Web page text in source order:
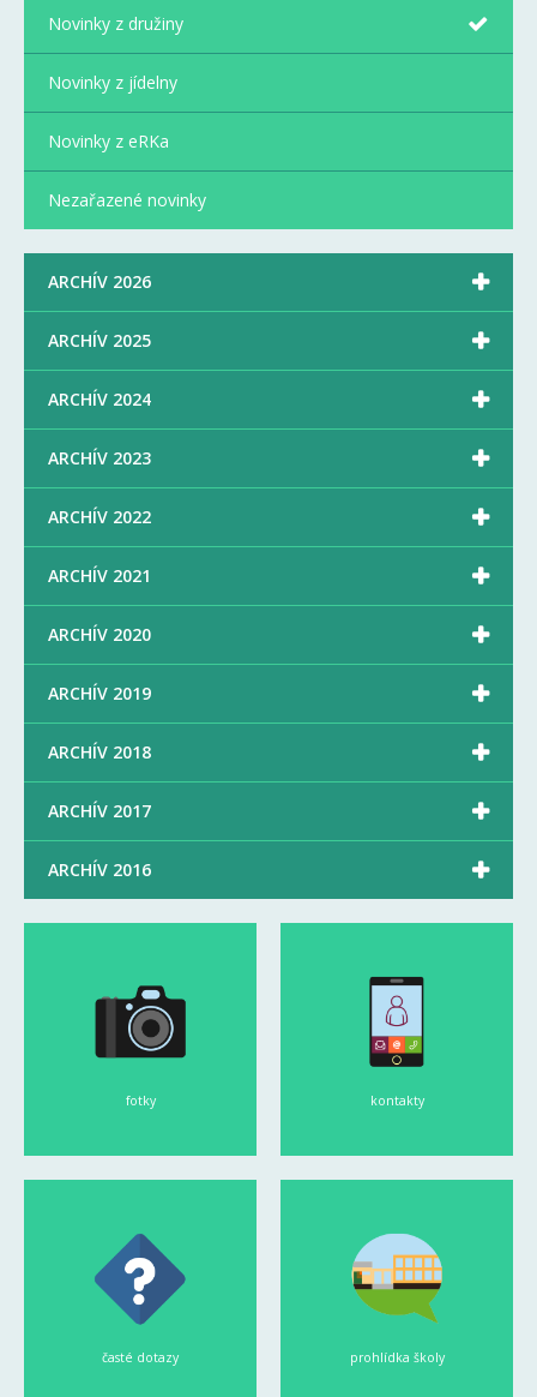
Novinky z družiny
Novinky z jídelny
Novinky z eRKa
Nezařazené novinky
ARCHÍV 2026 
ARCHÍV 2025 
ARCHÍV 2024 
ARCHÍV 2023 
ARCHÍV 2022 
ARCHÍV 2021 
ARCHÍV 2020 
ARCHÍV 2019 
ARCHÍV 2018 
ARCHÍV 2017 
ARCHÍV 2016 
fotky kontakty
časté dotazy prohlídka školy